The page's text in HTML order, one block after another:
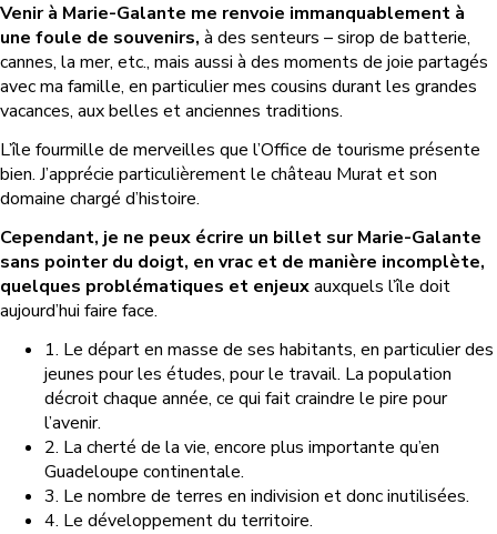
Venir à Marie-Galante me renvoie immanquablement à
une foule de souvenirs, à des senteurs – sirop de batterie,
cannes, la mer, etc., mais aussi à des moments de joie partagés
avec ma famille, en particulier mes cousins durant les grandes
vacances, aux belles et anciennes traditions.
L’île fourmille de merveilles que l’Office de tourisme présente
bien. J’apprécie particulièrement le château Murat et son
domaine chargé d’histoire.
Cependant, je ne peux écrire un billet sur Marie-Galante
sans pointer du doigt, en vrac et de manière incomplète,
quelques problématiques et enjeuxauxquels l’île doit
aujourd’hui faire face.
1. Le départ en masse de ses habitants, en particulier des
jeunes pour les études, pour le travail. La population
décroit chaque année, ce qui fait craindre le pire pour
l’avenir.
2. La cherté de la vie, encore plus importante qu’en
Guadeloupe continentale.
3. Le nombre de terres en indivision et donc inutilisées.
4. Le développement du territoire.